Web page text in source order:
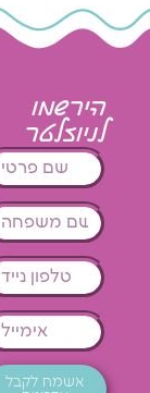
הירשמו
לניוזלטר
אשמח לקבל